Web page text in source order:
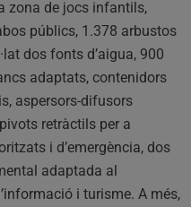
zona de jocs infantils,
públics, 1.378 arbustos
dos fonts d’aigua, 900
adaptats, contenidors
aspersors-difusors
retràctils per a
i d’emergència, dos
adaptada al
i turisme. A més,